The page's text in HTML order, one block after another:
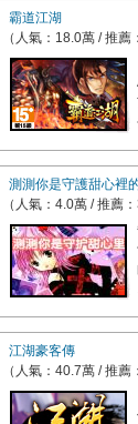
霸道江湖
（人氣：18.0萬 / 推
測測你是守護甜心裡
（人氣：4.0萬 / 推薦
江湖豪客傳
（人氣：40.7萬 / 推薦